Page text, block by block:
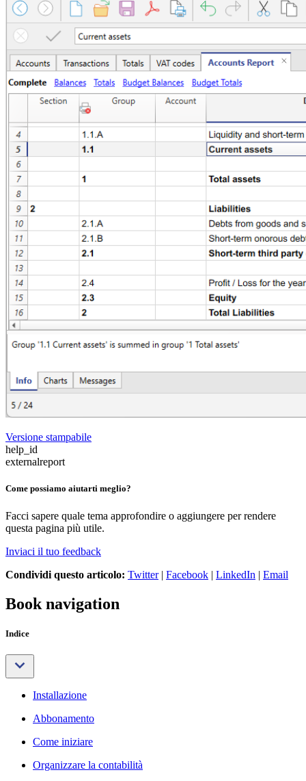
Versione stampabile
help_id
externalreport
Come possiamo aiutarti meglio?
Facci sapere quale tema approfondire o aggiungere per rendere
questa pagina più utile.
Inviaci il tuo feedback
Condividi questo articolo: Twitter| Facebook | LinkedIn | Email
Book navigation
Indice
Installazione
Abbonamento
Come iniziare
Organizzare la contabilità